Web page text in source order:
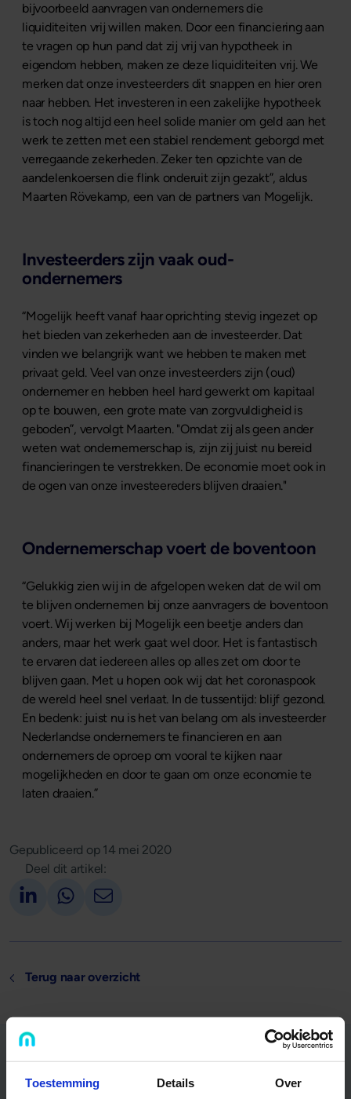
Toestemming Details Over
bijvoorbeeld aanvragen van ondernemers die
liquiditeiten vrij willen maken. Door een financiering aan
te vragen op hun pand dat zij vrij van hypotheek in
eigendom hebben, maken ze deze liquiditeiten vrij. We
merken dat onze investeerders dit snappen en hier oren
naar hebben. Het investeren in een zakelijke hypotheek
is toch nog altijd een heel solide manier om geld aan het
werk te zetten met een stabiel rendement geborgd met
verregaande zekerheden. Zeker ten opzichte van de
aandelenkoersen die flink onderuit zijn gezakt”, aldus
Maarten Rövekamp, een van de partners van Mogelijk.
Investeerders zijn vaak oud-
ondernemers
“Mogelijk heeft vanaf haar oprichting stevig ingezet op
het bieden van zekerheden aan de investeerder. Dat
vinden we belangrijk want we hebben te maken met
privaat geld. Veel van onze investeerders zijn (oud)
ondernemer en hebben heel hard gewerkt om kapitaal
op te bouwen, een grote mate van zorgvuldigheid is
geboden”, vervolgt Maarten. "Omdat zij als geen ander
weten wat ondernemerschap is, zijn zij juist nu bereid
financieringen te verstrekken. De economie moet ook in
de ogen van onze investeereders blijven draaien."
Ondernemerschap voert de boventoon
“Gelukkig zien wij in de afgelopen weken dat de wil om
te blijven ondernemen bij onze aanvragers de boventoon
voert. Wij werken bij Mogelijk een beetje anders dan
anders, maar het werk gaat wel door. Het is fantastisch
te ervaren dat iedereen alles op alles zet om door te
blijven gaan. Met u hopen ook wij dat het coronaspook
de wereld heel snel verlaat. In de tussentijd: blijf gezond.
En bedenk: juist nu is het van belang om als investeerder
Nederlandse ondernemers te financieren en aan
ondernemers de oproep om vooral te kijken naar
mogelijkheden en door te gaan om onze economie te
laten draaien.”
Gepubliceerd op 14 mei 2020
Deel dit artikel:
Deel op LinkedIn
Deel via Whatsapp
Deel via email
Terug naar overzicht
Verrijk uw kennis met artikelen van een vastgoedbelegger,